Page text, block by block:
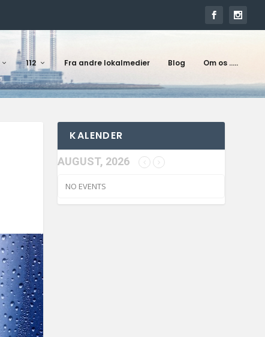
112 Fra andre lokalmedier Blog Om os …..
KALENDER
AUGUST, 2026
NO EVENTS